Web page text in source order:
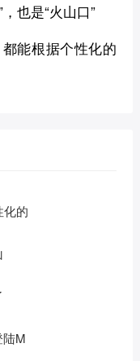
也是“火山口”
能根据个性化的
化的
M